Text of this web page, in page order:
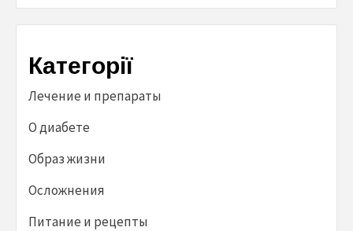
Категорії
Лечение и препараты
О диабете
Образ жизни
Осложнения
Питание и рецепты